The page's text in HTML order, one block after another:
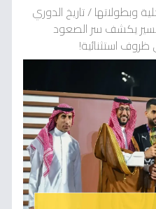
وبطولاتها/تاريخ الدوري
يكشف سر الصعود
ظروف استثنائية!